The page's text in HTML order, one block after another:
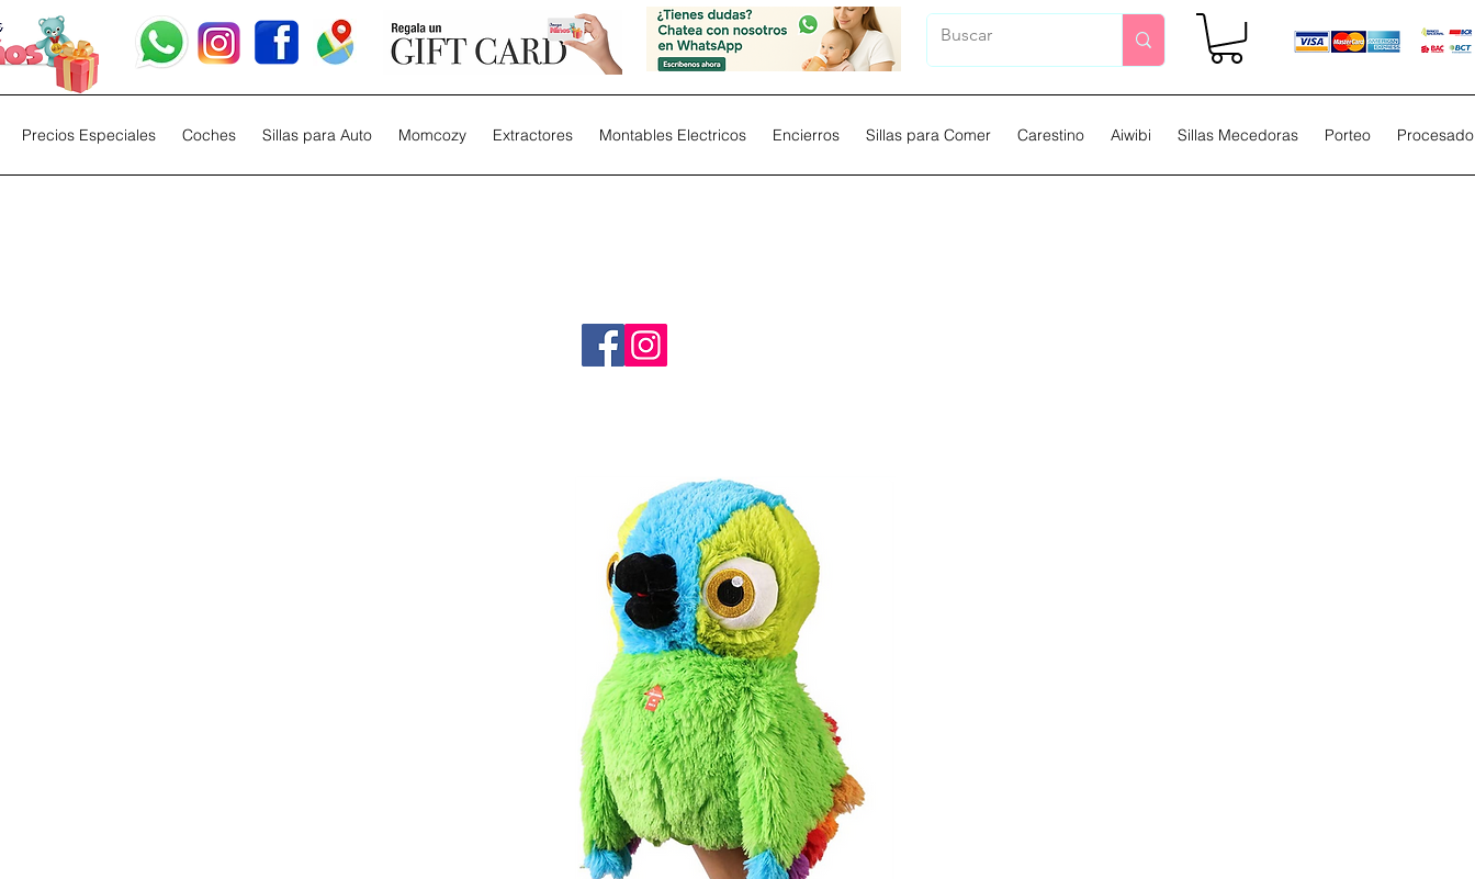
Precios Especiales Coches Sillas para Auto Momcozy Extractores Montables Electricos Encierros Sillas para Comer Carestino Aiwibi Sillas Mecedoras Porteo